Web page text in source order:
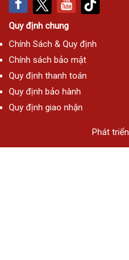
Quy định chung
Chính Sách & Quy định
Chính sách bảo mật
Quy định thanh toán
Quy định bảo hành
Quy định giao nhận
Phát